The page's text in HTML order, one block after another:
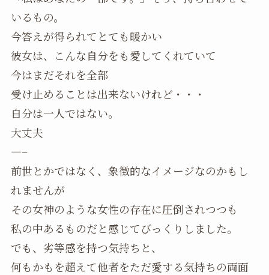
いるもの。
今答えが得られてとても暖かい
彼女は、こんな自分をも愛してくれていて
今はまだそれを全部
受け止めることは出来ないけれど・・・
自分は一人ではない。
大丈夫
—–
前世とかではなく、象徴的なイメージなのかもし
れませんが
その女神のような女性の存在に圧倒されつつも
私の中あるものだと感じてびっくりしました。
でも、劣等感を持つ気持ちと、
何もかもを超えて他者をただ愛する気持ちの両面